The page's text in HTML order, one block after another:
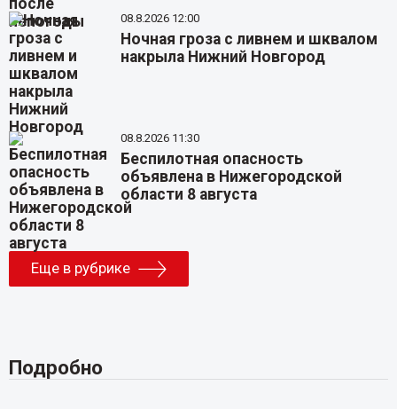
08.8.2026 12:00
Ночная гроза с ливнем и шквалом
накрыла Нижний Новгород
08.8.2026 11:30
Беспилотная опасность
объявлена в Нижегородской
области 8 августа
Еще в рубрике
Подробно